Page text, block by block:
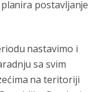
postavljanje
nastavimo i
sa svim
na teritoriji